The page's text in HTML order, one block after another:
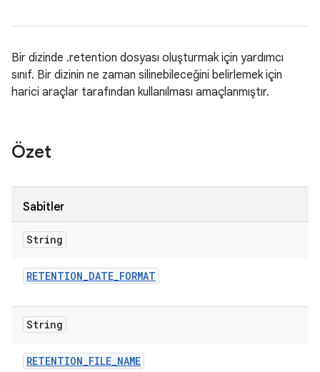
Bir dizinde .retention dosyası oluşturmak için yardımcı
sınıf. Bir dizinin ne zaman silinebileceğini belirlemek için
harici araçlar tarafından kullanılması amaçlanmıştır.
Özet
Sabitler
String
RETENTION_DATE_FORMAT
String
RETENTION_FILE_NAME